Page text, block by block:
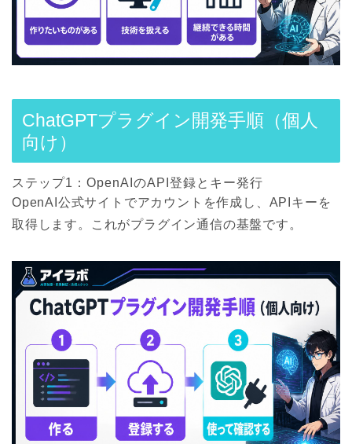
ChatGPTプラグイン開発手順（個人
向け）
ステップ1：OpenAIのAPI登録とキー発行
OpenAI公式サイトでアカウントを作成し、APIキーを
取得します。これがプラグイン通信の基盤です。